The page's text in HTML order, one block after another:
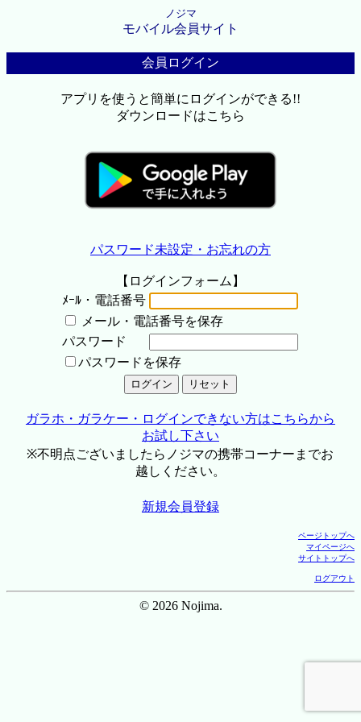
ノジマ
モバイル会員サイト
会員ログイン
アプリを使うと簡単にログインができる!!
ダウンロードはこちら
パスワード未設定・お忘れの方
【ログインフォーム】
ﾒｰﾙ・電話番号
メール・電話番号を保存
パスワード
パスワードを保存
ガラホ・ガラケー・ログインできない方はこちらから
お試し下さい
※不明点ございましたらノジマの携帯コーナーまでお
越しください。
新規会員登録
ページトップへ
マイページへ
サイトトップへ
ログアウト
© 2026 Nojima.